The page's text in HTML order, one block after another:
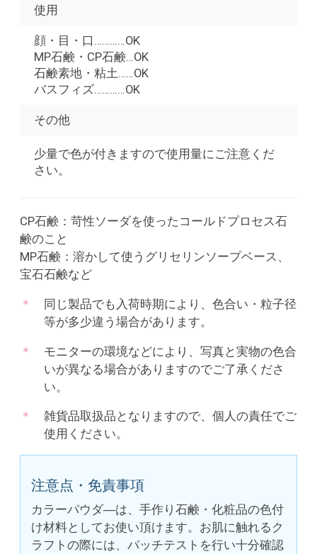
使用
顔・目・口…………OK
MP石鹸・CP石鹸…OK
石鹸素地・粘土……OK
バスフィズ…………OK
その他
少量で色が付きますので使用量にご注意くだ
さい。
CP石鹸：苛性ソーダを使ったコールドプロセス石
鹸のこと
MP石鹸：溶かして使うグリセリンソープベース、
宝石石鹸など
同じ製品でも入荷時期により、色合い・粒子径
等が多少違う場合があります。
モニターの環境などにより、写真と実物の色合
いが異なる場合がありますのでご了承くださ
い。
雑貨品取扱品となりますので、個人の責任でご
使用ください。
注意点・免責事項
カラーパウダ―は、手作り石鹸・化粧品の色付
け材料としてお使い頂けます。お肌に触れるク
ラフトの際には、パッチテストを行い十分確認